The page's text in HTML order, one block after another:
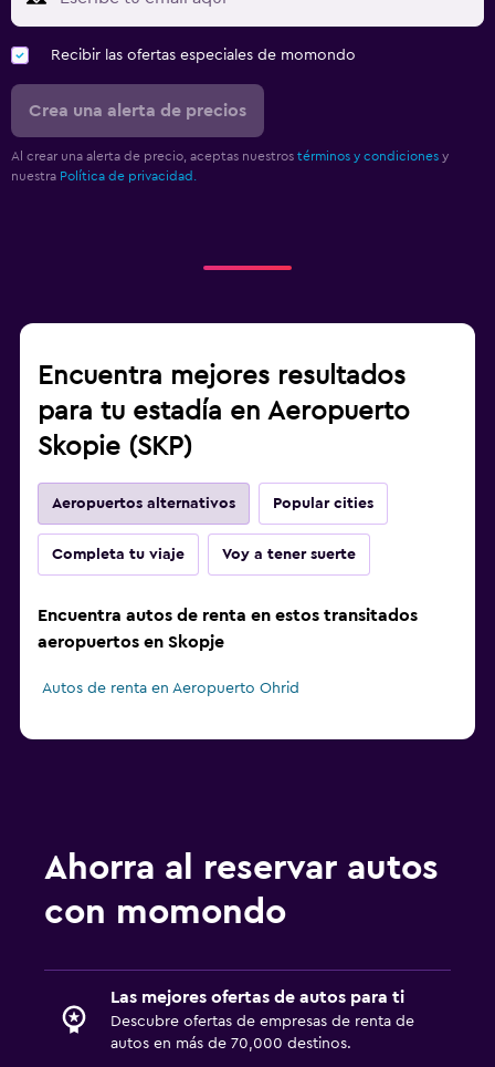
Recibir las ofertas especiales de momondo
Crea una alerta de precios
Al crear una alerta de precio, aceptas nuestros términos y condiciones y
nuestra Política de privacidad.
Encuentra mejores resultados
para tu estadía en Aeropuerto
Skopie (SKP)
Aeropuertos alternativos Popular cities
Completa tu viaje Voy a tener suerte
Encuentra autos de renta en estos transitados
aeropuertos en Skopje
Autos de renta en Aeropuerto Ohrid
Ahorra al reservar autos
con momondo
Las mejores ofertas de autos para ti
Descubre ofertas de empresas de renta de
autos en más de 70,000 destinos.